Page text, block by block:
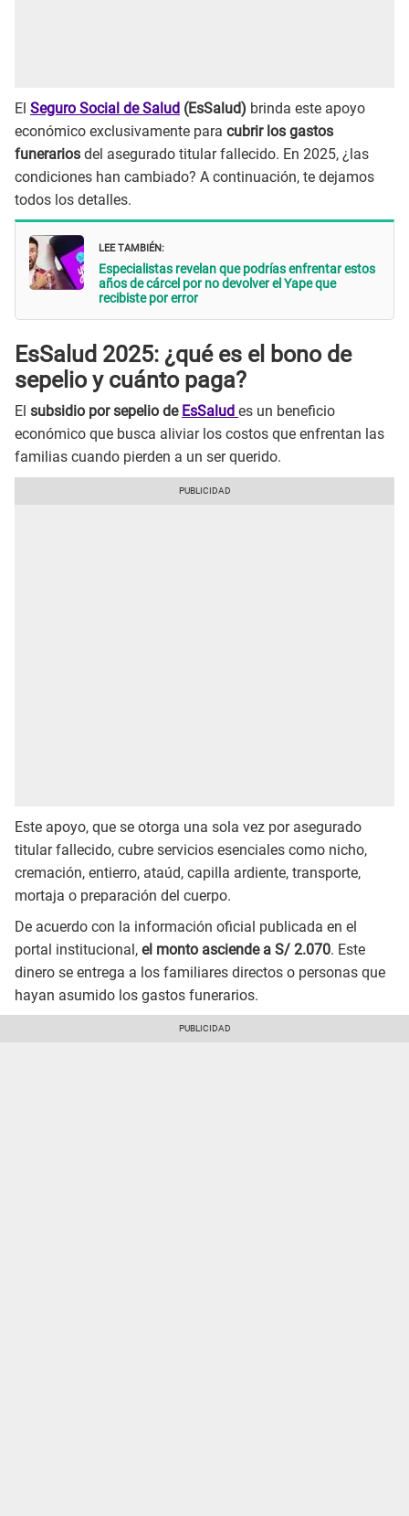
El Seguro Social de Salud (EsSalud) brinda este apoyo
económico exclusivamente para cubrir los gastos
funerarios del asegurado titular fallecido. En 2025, ¿las
condiciones han cambiado? A continuación, te dejamos
todos los detalles.
LEE TAMBIÉN:
Especialistas revelan que podrías enfrentar estos
años de cárcel por no devolver el Yape que
recibiste por error
EsSalud 2025: ¿qué es el bono de
sepelio y cuánto paga?
El subsidio por sepelio de EsSalud es un beneficio
económico que busca aliviar los costos que enfrentan las
familias cuando pierden a un ser querido.
Este apoyo, que se otorga una sola vez por asegurado
titular fallecido, cubre servicios esenciales como nicho,
cremación, entierro, ataúd, capilla ardiente, transporte,
mortaja o preparación del cuerpo.
De acuerdo con la información oficial publicada en el
portal institucional, el monto asciende a S/ 2.070. Este
dinero se entrega a los familiares directos o personas que
hayan asumido los gastos funerarios.